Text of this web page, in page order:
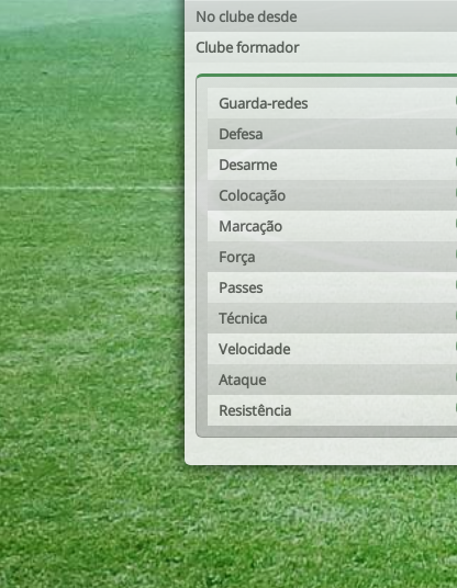
No clube desde
Clube formador
Guarda-redes
Defesa
Desarme
Colocação
Marcação
Força
Passes
Técnica
Velocidade
Ataque
Resistência